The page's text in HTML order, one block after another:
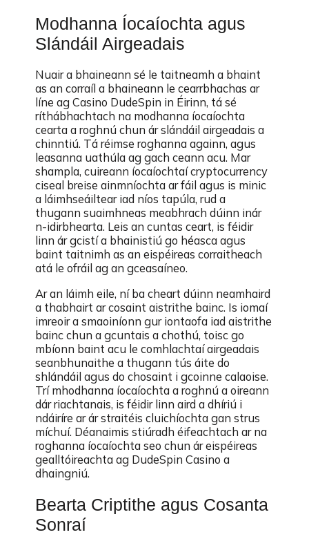
Modhanna Íocaíochta agus
Slándáil Airgeadais
Nuair a bhaineann sé le taitneamh a bhaint
as an corraíl a bhaineann le cearrbhachas ar
líne ag Casino DudeSpin in Éirinn, tá sé
ríthábhachtach na modhanna íocaíochta
cearta a roghnú chun ár slándáil airgeadais a
chinntiú. Tá réimse roghanna againn, agus
leasanna uathúla ag gach ceann acu. Mar
shampla, cuireann íocaíochtaí cryptocurrency
ciseal breise ainmníochta ar fáil agus is minic
a láimhseáiltear iad níos tapúla, rud a
thugann suaimhneas meabhrach dúinn inár
n-idirbhearta. Leis an cuntas ceart, is féidir
linn ár gcistí a bhainistiú go héasca agus
baint taitnimh as an eispéireas corraitheach
atá le ofráil ag an gceasaíneo.
Ar an láimh eile, ní ba cheart dúinn neamhaird
a thabhairt ar cosaint aistrithe bainc. Is iomaí
imreoir a smaoiníonn gur iontaofa iad aistrithe
bainc chun a gcuntais a chothú, toisc go
mbíonn baint acu le comhlachtaí airgeadais
seanbhunaithe a thugann tús áite do
shlándáil agus do chosaint i gcoinne calaoise.
Trí mhodhanna íocaíochta a roghnú a oireann
dár riachtanais, is féidir linn aird a dhíriú i
ndáiríre ar ár straitéis cluichíochta gan strus
míchuí. Déanaimis stiúradh éifeachtach ar na
roghanna íocaíochta seo chun ár eispéireas
gealltóireachta ag DudeSpin Casino a
dhaingniú.
Bearta Criptithe agus Cosanta
Sonraí